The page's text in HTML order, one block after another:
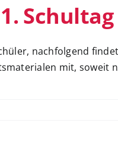
Schultag
nachfolgend
mit, soweit